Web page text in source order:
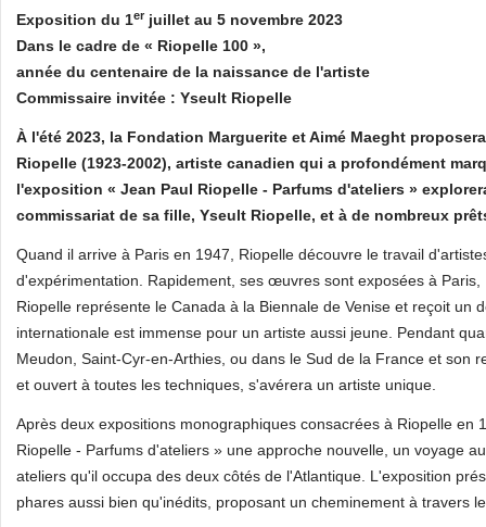
Exposition du 1er juillet au 5 novembre 2023
Dans le cadre de « Riopelle 100 »,
année du centenaire de la naissance de l'artiste
Commissaire invitée : Yseult Riopelle
À l'été 2023, la Fondation Marguerite et Aimé Maeght
Riopelle (1923-2002), artiste canadien qui a profondément
l'exposition « Jean Paul Riopelle - Parfums d'ateliers »
commissariat de sa fille, Yseult Riopelle, et à de nombreux
Quand il arrive à Paris en 1947, Riopelle découvre le travail
d'expérimentation. Rapidement, ses œuvres sont exposées à
Riopelle représente le Canada à la Biennale de Venise et reçoit un
internationale est immense pour un artiste aussi jeune. Pendant
Meudon, Saint-Cyr-en-Arthies, ou dans le Sud de la France et son
et ouvert à toutes les techniques, s'avérera un artiste unique.
Après deux expositions monographiques consacrées à Riopelle
Riopelle - Parfums d'ateliers » une approche nouvelle, un voyage
ateliers qu'il occupa des deux côtés de l'Atlantique. L'exposition
phares aussi bien qu'inédits, proposant un cheminement à travers